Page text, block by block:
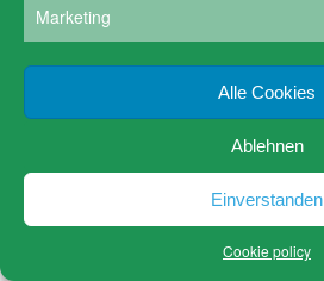
Marketing
Alle Cookies
Ablehnen
Einverstanden
Cookie policy